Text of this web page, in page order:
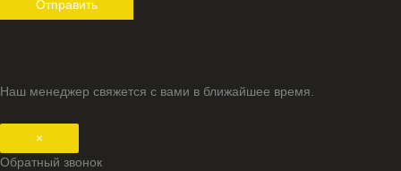
Наш менеджер свяжется с вами в ближайшее время.
×
Обратный звонок